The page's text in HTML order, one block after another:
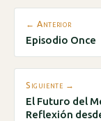
← Anterior
Episodio Once
Siguiente →
El Futuro del
Reflexión